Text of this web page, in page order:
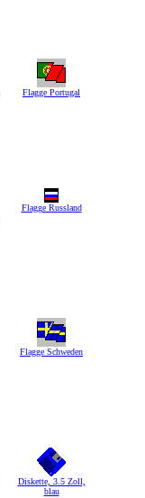
Flagge Portugal
Flagge Russland
Flagge Schweden
Diskette, 3.5 Zoll,
blau